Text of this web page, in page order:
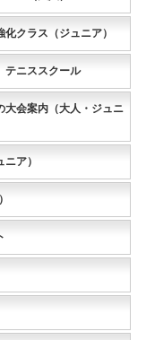
クラス（ジュニア）
テニススクール
大会案内（大人・ジュニ
ア）